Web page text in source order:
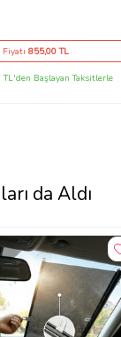
855,00 TL
TL'den Başlayan Taksitlerle
da Aldı